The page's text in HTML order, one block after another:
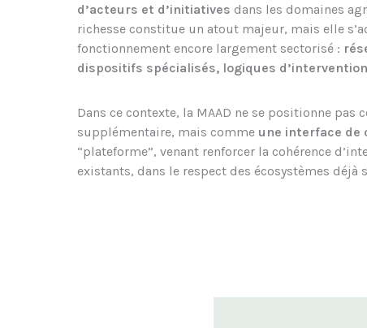
d’acteurs et d’initiatives dans les domaines
richesse constitue un atout majeur, mais elle
fonctionnement encore largement sectorisé :
dispositifs spécialisés, logiques
Dans ce contexte, la MAAD ne se positionne pas
supplémentaire, mais comme une interface de
“plateforme”, venant renforcer la cohérence
existants, dans le respect des écosystèmes déjà